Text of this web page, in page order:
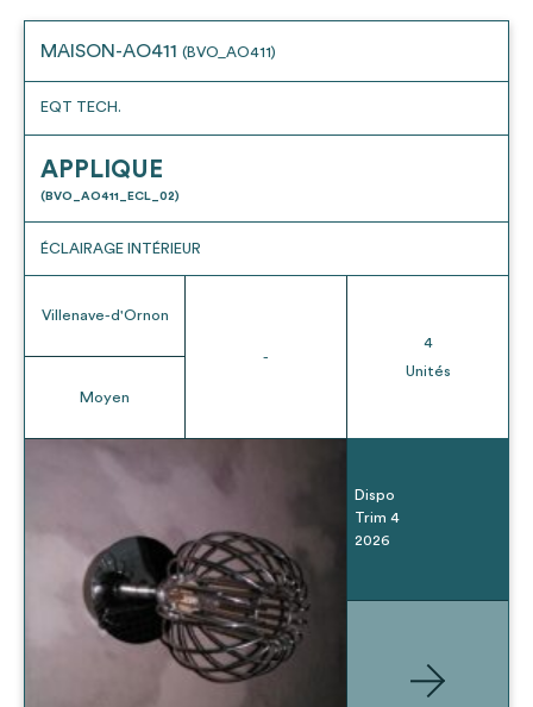
MAISON-AO411 (BVO_AO411)
EQT TECH.
APPLIQUE
(BVO_AO411_ECL_02)
ÉCLAIRAGE INTÉRIEUR
Villenave-d'Ornon
Moyen
-
4
Unités
Dispo
Trim 4
2026